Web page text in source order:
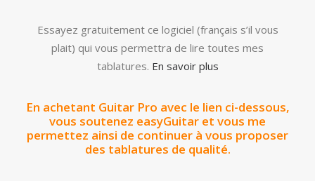
Essayez gratuitement ce logiciel (français s’il vous
plait) qui vous permettra de lire toutes mes
tablatures. En savoir plus
En achetant Guitar Pro avec le lien ci-dessous,
vous soutenez easyGuitar et vous me
permettez ainsi de continuer à vous proposer
des tablatures de qualité.